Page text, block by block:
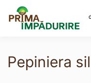
content
Pepiniera